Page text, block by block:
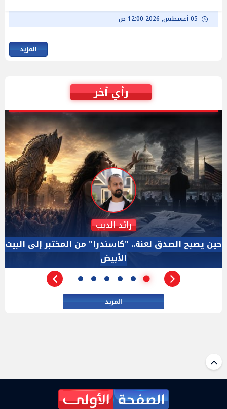
05 أغسطس, 2026 12:00 ص
المزيد
رأي أخر
دكتور نزيه الحكيم
الإجازة البرلمانية ليست إجازة من الرقابة.. والسؤال ليس
الأداة الوحيده بعد فض الانعقاد
المزيد